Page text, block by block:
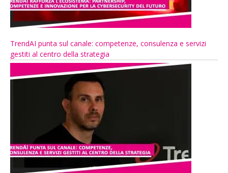
TrendAI punta sul canale: competenze, consulenza e servizi
gestiti al centro della strategia